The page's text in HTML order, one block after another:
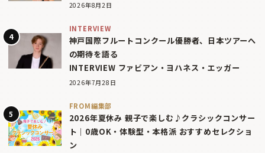
2026年8月2日
INTERVIEW
神戸国際フルートコンクール優勝者、日本ツアーへ
の期待を語る
INTERVIEW ファビアン・ヨハネス・エッガー
2026年7月28日
FROM編集部
2026年夏休み 親子で楽しむ♪クラシックコンサー
ト｜0歳OK・体験型・本格派 おすすめセレクショ
ン